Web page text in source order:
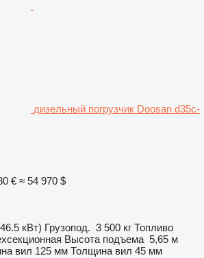
дизельный погрузчик Doosan d35c-
€ ≈ 54 970 $
кВт) Грузопод. 3 500 кг Топливо
Высота подъема 5,65 м
вил 125 мм Толщина вил 45 мм